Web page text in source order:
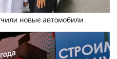
новые автомобили